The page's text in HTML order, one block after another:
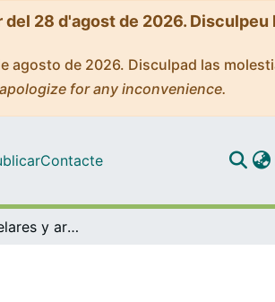
28 d'agost de 2026. Disculpeu
agosto de 2026. Disculpad las
for any inconvenience.
Contacte
Medidas cautelares y arbitraje